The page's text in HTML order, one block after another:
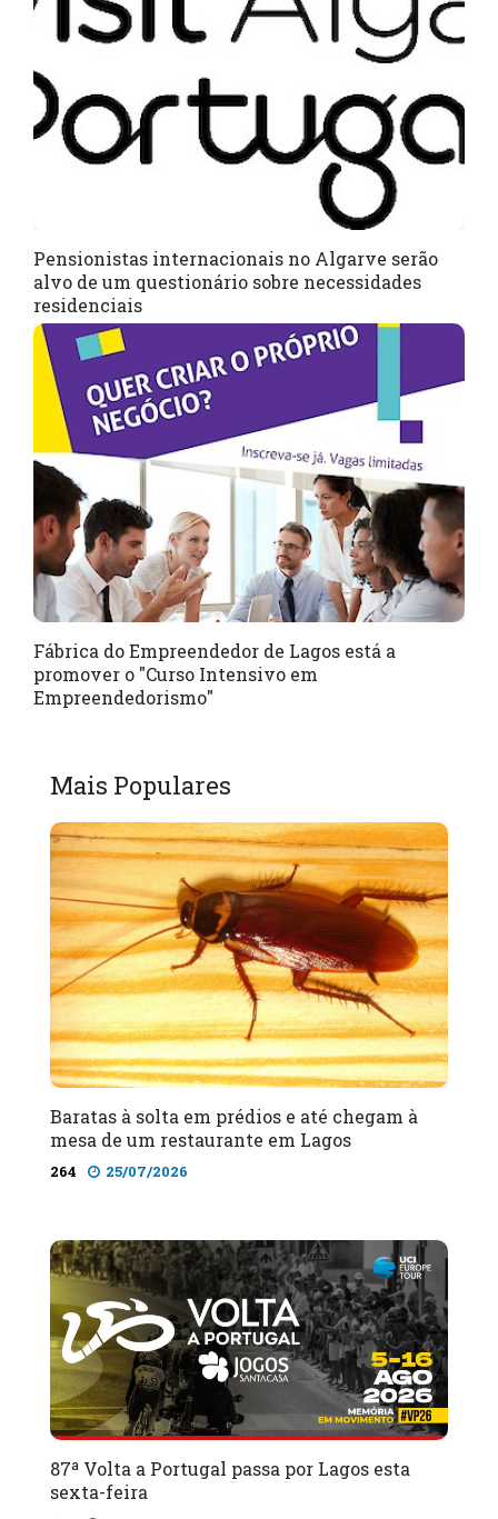
Pensionistas internacionais no Algarve serão
alvo de um questionário sobre necessidades
residenciais
Fábrica do Empreendedor de Lagos está a
promover o "Curso Intensivo em
Empreendedorismo"
Mais Populares
Baratas à solta em prédios e até chegam à
mesa de um restaurante em Lagos
264 25/07/2026
87ª Volta a Portugal passa por Lagos esta
sexta-feira